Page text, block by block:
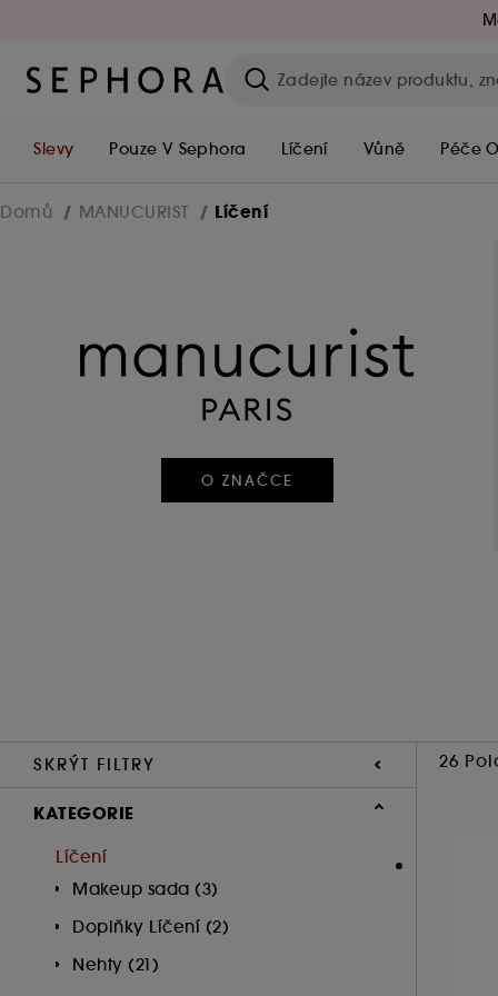
Slevy Pouze V Sephora Líčení Vůně Péče
Domů MANUCURIST Líčení
O ZNAČCE
SKRÝT FILTRY 26
KATEGORIE
Líčení
Makeup sada (3)
Doplňky Líčení (2)
Nehty (21)